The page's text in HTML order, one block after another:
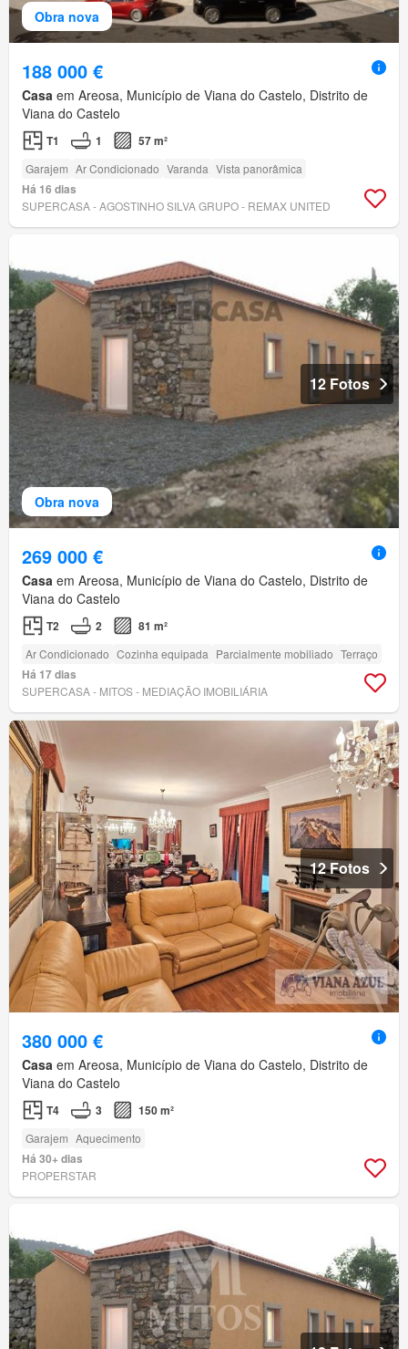
Obra nova
188 000 €
Casa em Areosa, Município de Viana do Castelo, Distrito de
Viana do Castelo
T1 1 57 m²
Garajem Ar Condicionado Varanda Vista panorâmica
Há 16 dias
SUPERCASA - AGOSTINHO SILVA GRUPO - REMAX UNITED
Obra nova
12 Fotos
269 000 €
Casa em Areosa, Município de Viana do Castelo, Distrito de
Viana do Castelo
T2 2 81 m²
Ar Condicionado Cozinha equipada Parcialmente mobiliado Terraço
Há 17 dias
SUPERCASA - MITOS - MEDIAÇÃO IMOBILIÁRIA
12 Fotos
380 000 €
Casa em Areosa, Município de Viana do Castelo, Distrito de
Viana do Castelo
T4 3 150 m²
Garajem Aquecimento
Há 30+ dias
PROPERSTAR